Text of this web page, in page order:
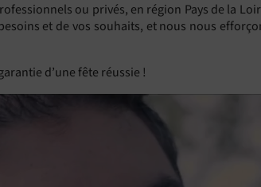
ou privés, en région Pays de la
et de vos souhaits, et nous nous
d’une fête réussie !